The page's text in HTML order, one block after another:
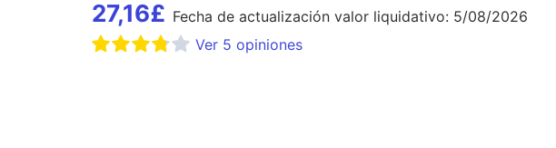
27,16£ Fecha de actualización valor liquidativo: 5/08/2026
Ver 5 opiniones